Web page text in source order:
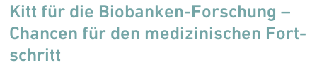
Kitt für die Biobanken-Forschung –
Chancen für den medizinischen Fort­
schritt